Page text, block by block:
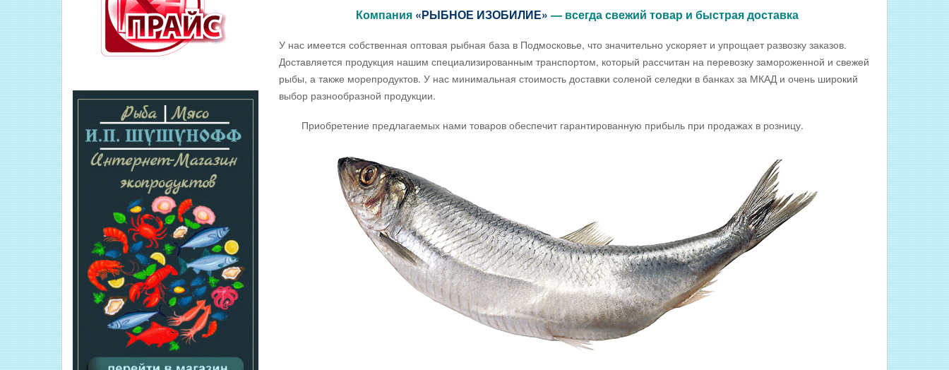
Компания «РЫБНОЕ ИЗОБИЛИЕ»— всегда свежий товар и быстрая доставка
У нас имеется собственная оптовая рыбная база в Подмосковье, что значительно ускоряет и упрощает развозку заказов.
Доставляется продукция нашим специализированным транспортом, который рассчитан на перевозку замороженной и свежей
рыбы, а также морепродуктов. У нас минимальная стоимость доставки соленой селедки в банках за МКАД и очень широкий
выбор разнообразной продукции.
Приобретение предлагаемых нами товаров обеспечит гарантированную прибыль при продажах в розницу.